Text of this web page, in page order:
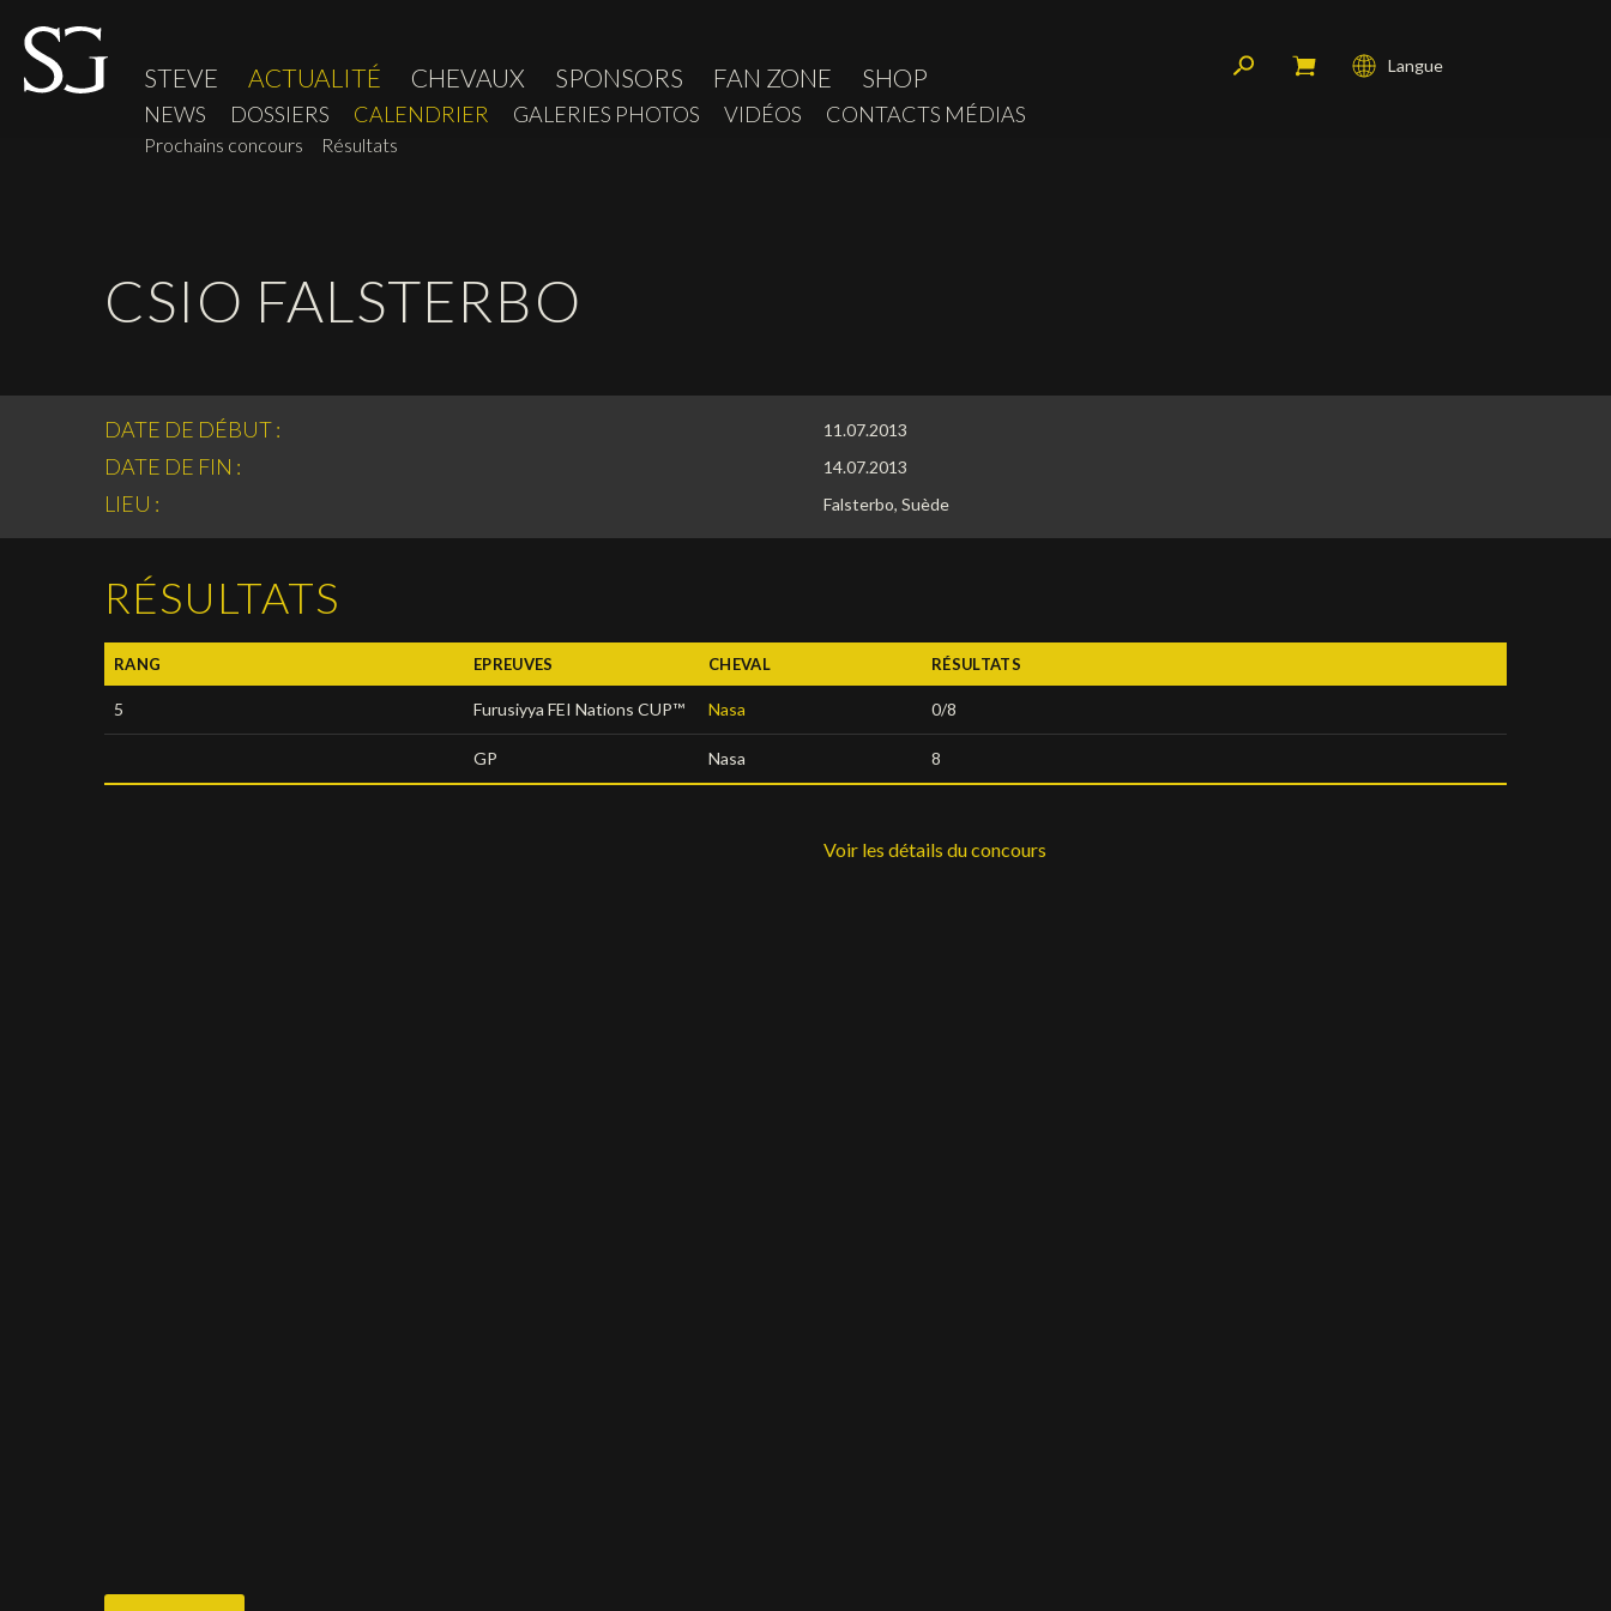
STEVE ACTUALITÉ CHEVAUX SPONSORS FAN ZONE SHOP
NEWS DOSSIERS CALENDRIER
Prochains concours Résultats
GALERIES PHOTOS VIDÉOS CONTACTS MÉDIAS
Langue
CSIO FALSTERBO
DATE DE DÉBUT : 11.07.2013
DATE DE FIN : 14.07.2013
LIEU : Falsterbo, Suède
RÉSULTATS
RANG EPREUVES CHEVAL RÉSULTATS
5 Furusiyya FEI Nations CUP™ Nasa 0/8
GP Nasa 8
Voir les détails du concours